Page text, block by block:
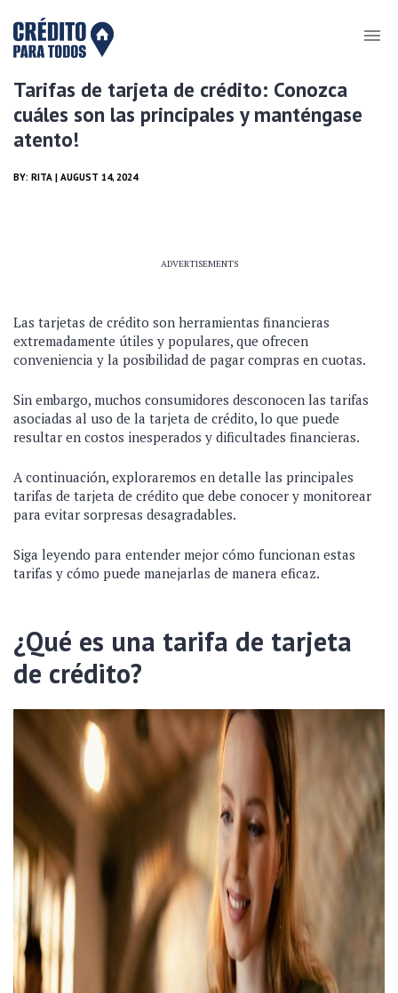
Tarifas de tarjeta de crédito: Conozca
cuáles son las principales y manténgase
atento!
BY: RITA | AUGUST 14, 2024
ADVERTISEMENTS
Las tarjetas de crédito son herramientas financieras
extremadamente útiles y populares, que ofrecen
conveniencia y la posibilidad de pagar compras en cuotas.
Sin embargo, muchos consumidores desconocen las tarifas
asociadas al uso de la tarjeta de crédito, lo que puede
resultar en costos inesperados y dificultades financieras.
A continuación, exploraremos en detalle las principales
tarifas de tarjeta de crédito que debe conocer y monitorear
para evitar sorpresas desagradables.
Siga leyendo para entender mejor cómo funcionan estas
tarifas y cómo puede manejarlas de manera eficaz.
¿Qué es una tarifa de tarjeta
de crédito?